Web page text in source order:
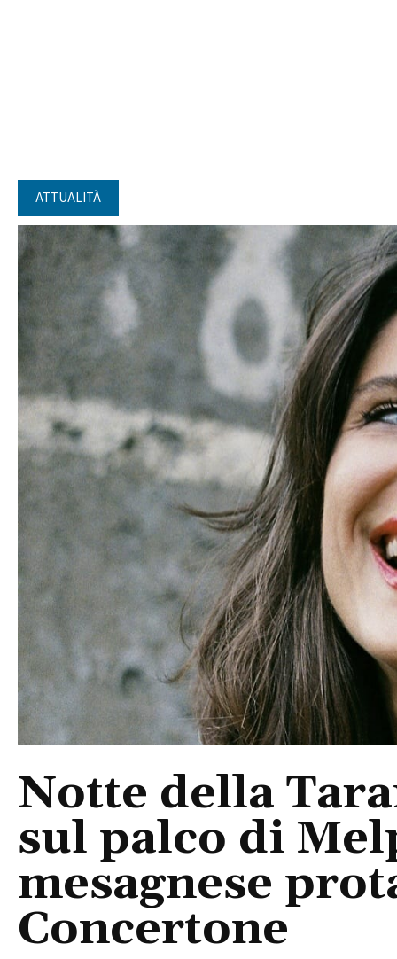
ATTUALITÀ
Notte della
sul palco di
mesagnese
Concertone